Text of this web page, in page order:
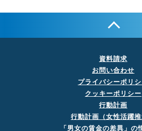
資料請求
お問い合わせ
プライバシーポリ
クッキーポリシー
行動計画
行動計画（女性活躍推
「男女の賃金の差異」の